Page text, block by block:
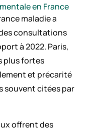
en France
maladie a
consultations
à 2022. Paris,
plus fortes
et précarité
souvent citées par
offrent des